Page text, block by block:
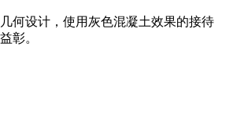
何设计，使用灰色混凝土效果的接待
彰。